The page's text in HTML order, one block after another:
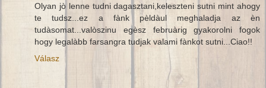
Olyan jò lenne tudni dagasztani,keleszteni sutni mint ahogy
te tudsz...ez a fànk pèldàul meghaladja az èn
tudàsomat...valòszinu egèsz februàrig gyakorolni fogok
hogy legalàbb farsangra tudjak valami fànkot sutni...Ciao!!
Válasz